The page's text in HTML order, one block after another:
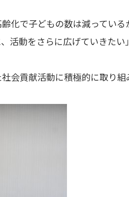
化で子どもの数は減っている
活動をさらに広げていきたい
会貢献活動に積極的に取り組